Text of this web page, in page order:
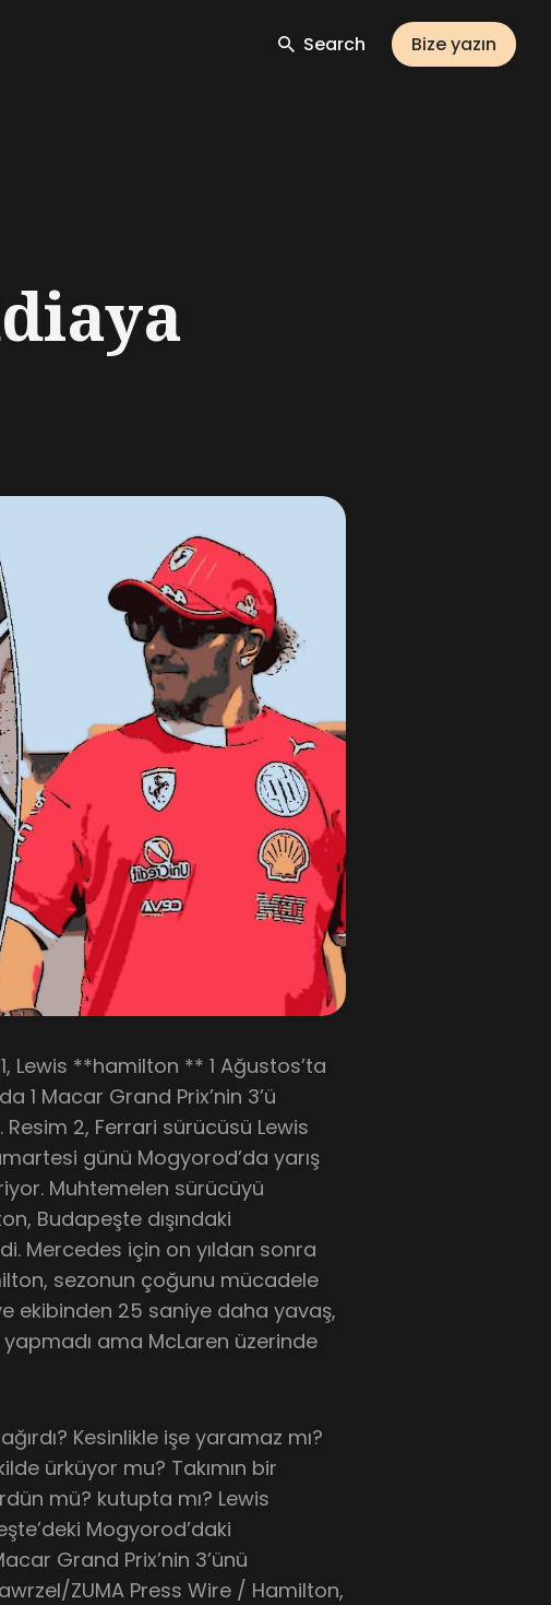
Search Bize yazın
Lewis **hamilton ** 1 Ağustos’ta
1 Macar Grand Prix’nin 3’ü
2, Ferrari sürücüsü Lewis
günü Mogyorod’da yarış
Muhtemelen sürücüyü
Budapeşte dışındaki
Mercedes için on yıldan sonra
sezonun çoğunu mücadele
ekibinden 25 saniye daha yavaş,
ama McLaren üzerinde
Kesinlikle işe yaramaz mı?
ürküyor mu? Takımın bir
mü? kutupta mı? Lewis
Mogyorod’daki
Grand Prix’nin 3’ünü
ZUMA Press Wire / Hamilton,